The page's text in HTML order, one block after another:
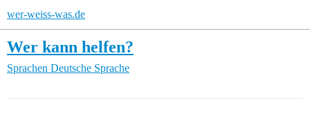
wer-weiss-was.de
Wer kann helfen?
Sprachen Deutsche Sprache